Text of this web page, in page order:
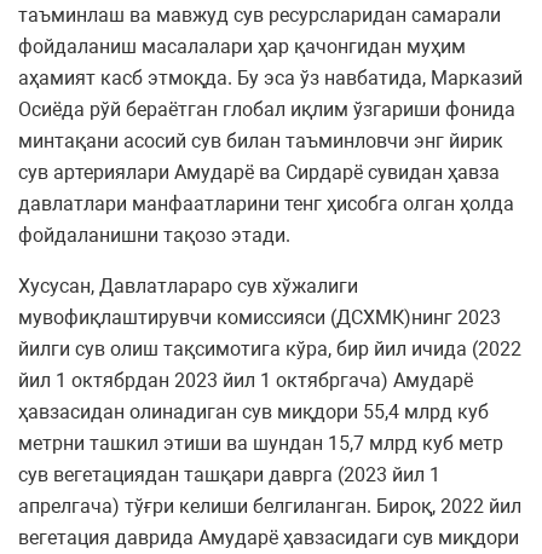
таъминлаш ва мавжуд сув ресурсларидан самарали
фойдаланиш масалалари ҳар қачонгидан муҳим
аҳамият касб этмоқда. Бу эса ўз навбатида, Марказий
Осиёда рўй бераётган глобал иқлим ўзгариши фонида
минтақани асосий сув билан таъминловчи энг йирик
сув артериялари Амударё ва Сирдарё сувидан ҳавза
давлатлари манфаатларини тенг ҳисобга олган ҳолда
фойдаланишни тақозо этади.
Хусусан, Давлатлараро сув хўжалиги
мувофиқлаштирувчи комиссияси (ДСХМК)нинг 2023
йилги сув олиш тақсимотига кўра, бир йил ичида (2022
йил 1 октябрдан 2023 йил 1 октябргача) Амударё
ҳавзасидан олинадиган сув миқдори 55,4 млрд куб
метрни ташкил этиши ва шундан 15,7 млрд куб метр
сув вегетациядан ташқари даврга (2023 йил 1
апрелгача) тўғри келиши белгиланган. Бироқ, 2022 йил
вегетация даврида Амударё ҳавзасидаги сув миқдори